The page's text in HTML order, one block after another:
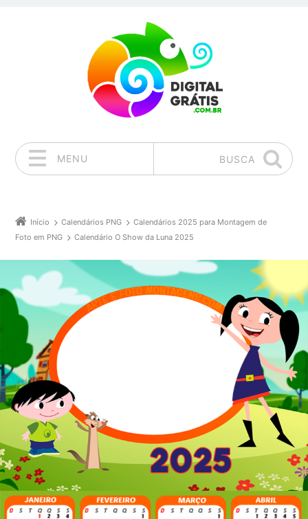
MENU BUSCA
Início Calendários PNG
Calendários 2025 para Montagem de
Foto em PNG
Calendário O Show da Luna 2025